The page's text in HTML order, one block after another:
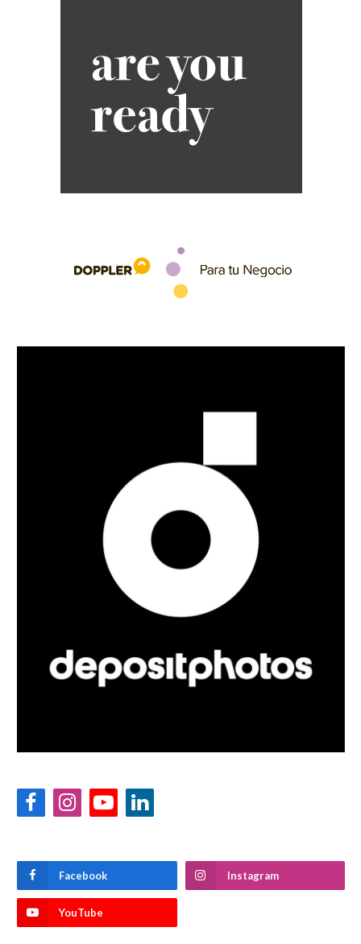
FacebookInstagramYouTubeLinkedIn
Facebook Instagram
YouTube